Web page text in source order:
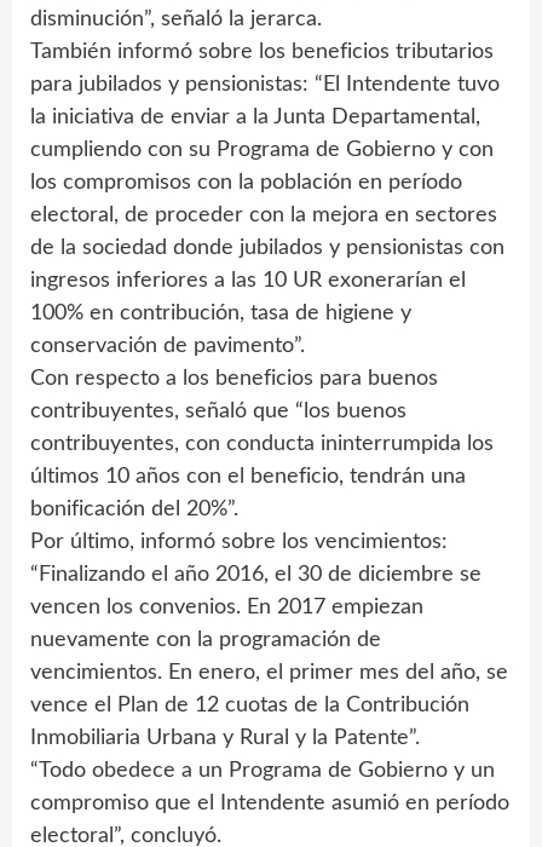
disminución”, señaló la jerarca.
También informó sobre los beneficios tributarios
para jubilados y pensionistas: “El Intendente tuvo
la iniciativa de enviar a la Junta Departamental,
cumpliendo con su Programa de Gobierno y con
los compromisos con la población en período
electoral, de proceder con la mejora en sectores
de la sociedad donde jubilados y pensionistas con
ingresos inferiores a las 10 UR exonerarían el
100% en contribución, tasa de higiene y
conservación de pavimento”.
Con respecto a los beneficios para buenos
contribuyentes, señaló que “los buenos
contribuyentes, con conducta ininterrumpida los
últimos 10 años con el beneficio, tendrán una
bonificación del 20%”.
Por último, informó sobre los vencimientos:
“Finalizando el año 2016, el 30 de diciembre se
vencen los convenios. En 2017 empiezan
nuevamente con la programación de
vencimientos. En enero, el primer mes del año, se
vence el Plan de 12 cuotas de la Contribución
Inmobiliaria Urbana y Rural y la Patente”.
“Todo obedece a un Programa de Gobierno y un
compromiso que el Intendente asumió en período
electoral”, concluyó.